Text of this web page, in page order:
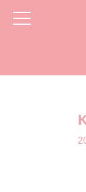
toggle
navigation